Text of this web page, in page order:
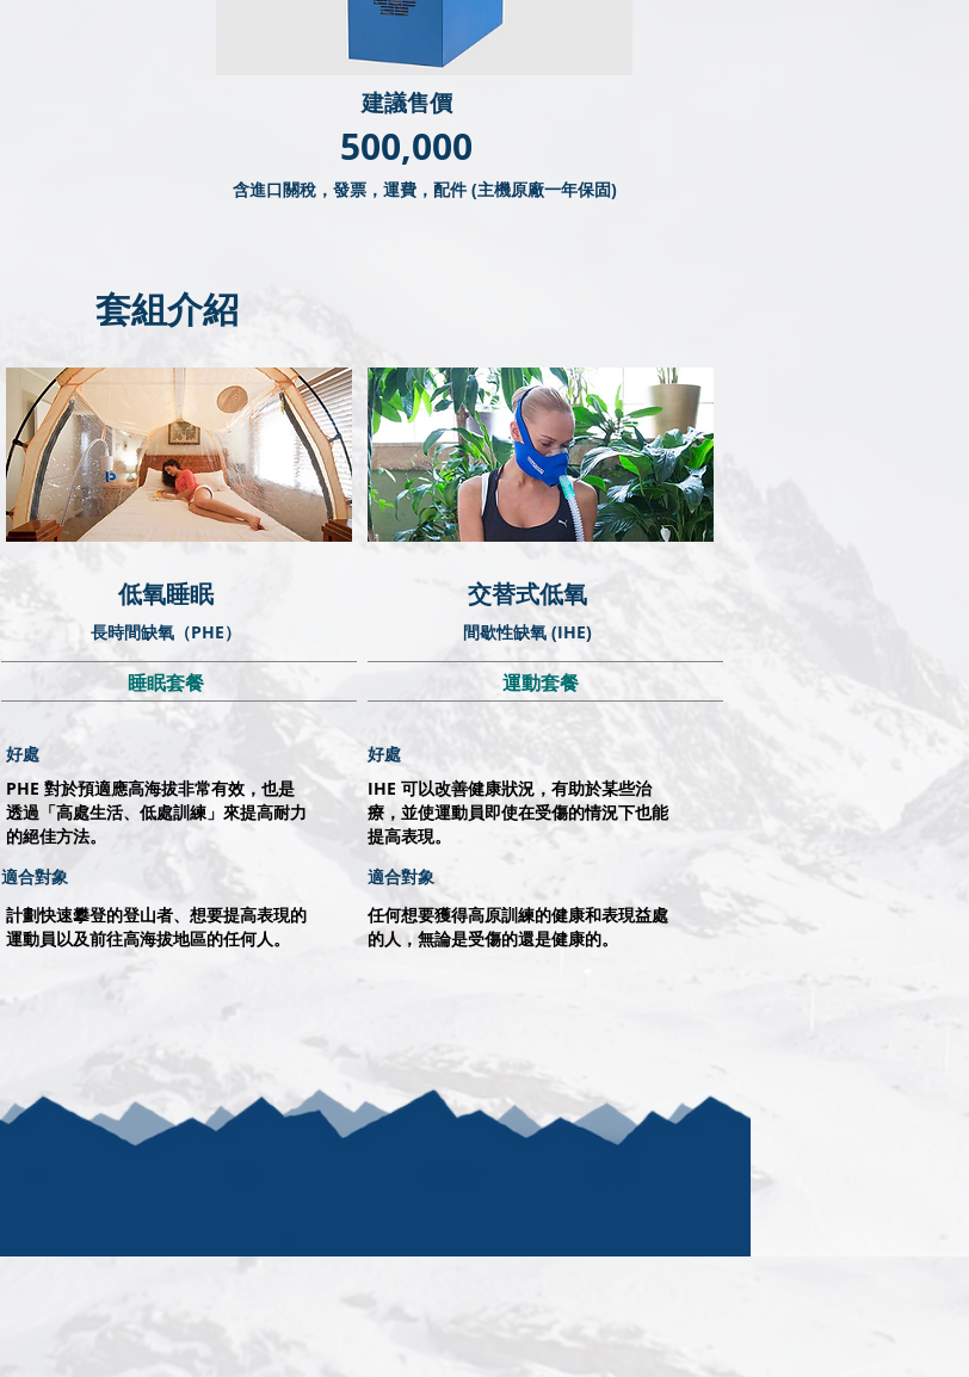
建議售價
500,000
含進口關稅，發票，運費，配件 (主機原廠一年保固)
​套組介紹
低氧睡眠
長時間缺氧（PHE）
​交替式低氧
間歇性缺氧 (IHE)
睡眠套餐 運動套餐
好處
PHE 對於預適應高海拔非常有效，也是
透過「高處生活、低處訓練」來提高耐力
的絕佳方法。
適合對象
計劃快速攀登的登山者、想要提高表現的
運動員以及前往高海拔地區的任何人。
好處
IHE 可以改善健康狀況，有助於某些治
療，並使運動員即使在受傷的情況下也能
提高表現。
適合對象
任何想要獲得高原訓練的健康和表現益處
的人，無論是受傷的還是健康的。